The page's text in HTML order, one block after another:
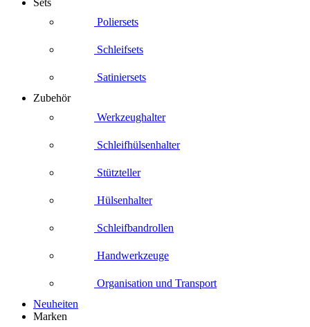
Sets
Poliersets
Schleifsets
Satiniersets
Zubehör
Werkzeughalter
Schleifhülsenhalter
Stützteller
Hülsenhalter
Schleifbandrollen
Handwerkzeuge
Organisation und Transport
Neuheiten
Marken